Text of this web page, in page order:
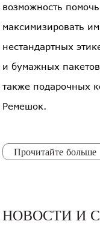
возможность
максимизировать
нестандартных
и бумажных
также подарочных
Ремешок.
Прочитайте больше
НОВОСТИ И